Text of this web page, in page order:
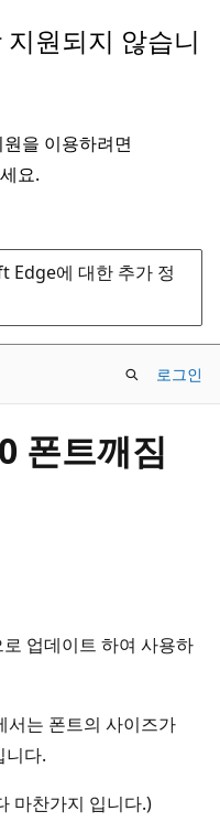
원되지 않습니
을 이용하려면
요.
에 대한 추가 정
로그인
폰트깨짐
업데이트 하여 사용하
서는 폰트의 사이즈가
니다.
마찬가지 입니다.)